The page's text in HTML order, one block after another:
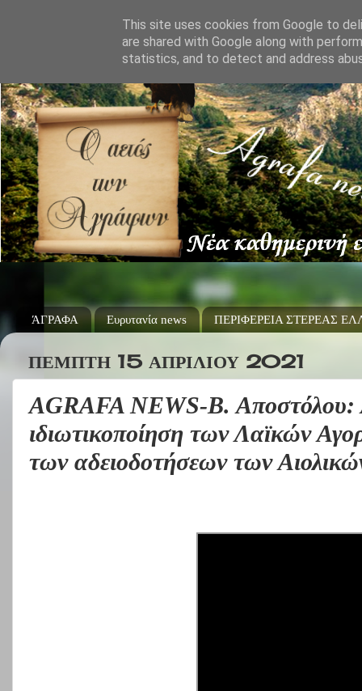
ΆΓΡΑΦΑ Ευρυτανία news ΠΕΡΙΦΕΡΕΙΑ ΣΤΕΡΕΑΣ
ΠΈΜΠΤΗ 15 ΑΠΡΙΛΊΟΥ 2021
AGRAFA NEWS-Β. Αποστόλου:
ιδιωτικοποίηση των Λαϊκών
των αδειοδοτήσεων των
This site uses cookies from Google to
are shared with Google along with
statistics, and to detect and address